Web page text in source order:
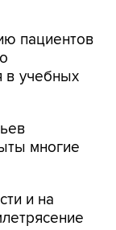
пациентов
в учебных
и на
и 4,8.